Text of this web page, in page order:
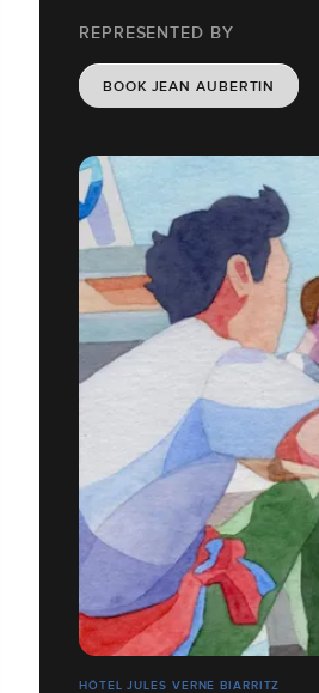
REPRESENTED BY
BOOK JEAN AUBERTIN
HÔTEL JULES VERNE BIARRITZ